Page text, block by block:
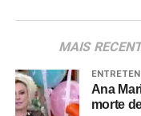
MAIS
Ana
morte